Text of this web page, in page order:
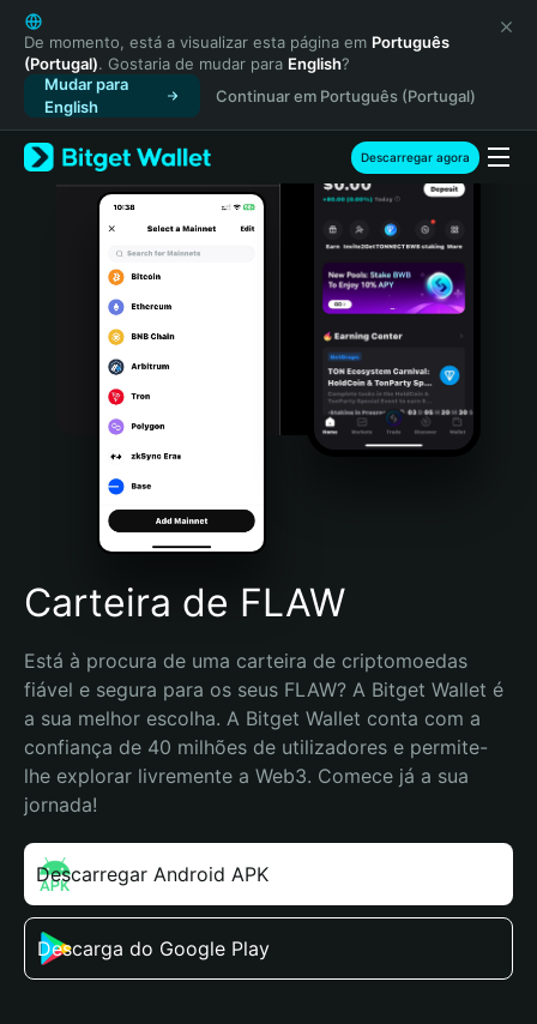
English
日本語
Tiếng Việt
Русский
Español (Latinoamérica)
Türkçe
Italiano
Português (Portugal)
Bahasa Indonesia
Português (Brasil)
Español (Argentina)
De momento, está a visualizar esta página em Português
(Portugal). Gostaria de mudar para English?
Mudar para
English
Continuar em Português (Portugal)
Descarregar agora
Carteira de FLAW
Está à procura de uma carteira de criptomoedas
fiável e segura para os seus FLAW? A Bitget Wallet é
a sua melhor escolha. A Bitget Wallet conta com a
confiança de 40 milhões de utilizadores e permite-
lhe explorar livremente a Web3. Comece já a sua
jornada!
Descarregar Android APK
Descarga do Google Play